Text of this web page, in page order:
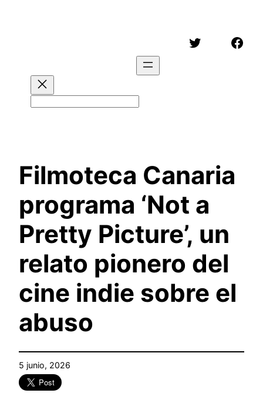
Twitter
Filmoteca Canaria
programa ‘Not a
Pretty Picture’, un
relato pionero del
cine indie sobre el
abuso
5 junio, 2026